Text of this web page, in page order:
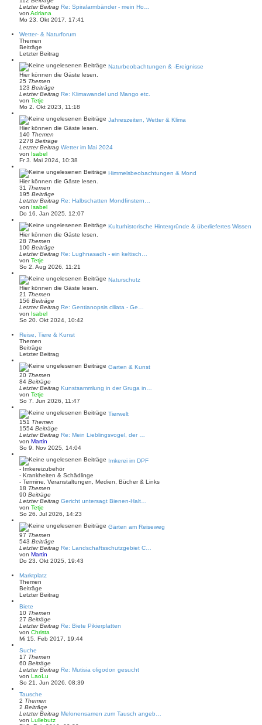
a
g
e
r
B
e
t
g
Letzter Beitrag Re: Spiralarmbänder - mein Ho…
von Adriana
e
s
r
B
e
i
r
a
Mo 23. Okt 2017, 17:41
Wetter- & Naturforum
Themen
Beiträge
Letzter Beitrag
Naturbeobachtungen & -Ereignisse
Hier können die Gäste lesen.
25 Themen
123 Beiträge
Letzter Beitrag Re: Klimawandel und Mango etc.
von Tetje
e
e
t
e
r
B
e
t
a
g
Mo 2. Okt 2023, 11:18
Jahreszeiten, Wetter & Klima
Hier können die Gäste lesen.
140 Themen
2278 Beiträge
Letzter Beitrag Wetter im Mai 2024
von IsabelN
e
e
t
e
r
B
e
t
a
g
Fr 3. Mai 2024, 10:38
Himmelsbeobachtungen & Mond
Hier können die Gäste lesen.
31 Themen
195 Beiträge
Letzter Beitrag Re: Halbschatten Mondfinstern…
von IsabelN
e
e
t
e
r
B
e
t
a
g
Do 16. Jan 2025, 12:07
Kulturhistorische Hintergründe & überliefertes Wissen
Hier können die Gäste lesen.
28 Themen
100 Beiträge
Letzter Beitrag Re: Lughnasadh - ein keltisch…
von Tetje
e
e
t
e
r
B
e
i
r
So 2. Aug 2026, 11:21
Naturschutz
Hier können die Gäste lesen.
21 Themen
156 Beiträge
Letzter Beitrag Re: Gentianopsis ciliata - Ge…
von IsabelN
e
s
e
r
B
i
t
r
g
So 20. Okt 2024, 10:42
Reise, Tiere & Kunst
Themen
Beiträge
Letzter Beitrag
Garten & Kunst
20 Themen
84 Beiträge
Letzter Beitrag Kunstsammlung in der Gruga in…
von Tetje
e
e
t
e
r
B
e
i
r
a
g
So 7. Jun 2026, 11:47
Tierwelt
151 Themen
1554 Beiträge
Letzter Beitrag Re: Mein Lieblingsvogel, der …
von Martin
e
e
s
t
e
B
e
i
a
So 9. Nov 2025, 14:04
Imkerei im DPF
- Imkereizubehör
- Krankheiten & Schädlinge
- Termine, Veranstaltungen, Medien, Bücher & Links
18 Themen
90 Beiträge
Letzter Beitrag Gericht untersagt Bienen-Halt…
von Tetje
e
e
t
e
r
B
e
t
g
So 26. Jul 2026, 14:23
Gärten am Reiseweg
97 Themen
543 Beiträge
Letzter Beitrag Re: Landschaftsschutzgebiet C…
von Martin
e
e
r
e
i
t
r
a
Do 23. Okt 2025, 19:43
Marktplatz
Themen
Beiträge
Letzter Beitrag
Biete
10 Themen
27 Beiträge
Letzter Beitrag Re: Biete Pikierplatten
von Christa
e
s
t
e
B
a
g
Mi 15. Feb 2017, 19:44
Suche
17 Themen
60 Beiträge
Letzter Beitrag Re: Mutisia oligodon gesucht
von LaoLu
e
e
r
So 21. Jun 2026, 08:39
Tausche
2 Themen
2 Beiträge
Letzter Beitrag Melonensamen zum Tausch angeb…
von LullebutzN